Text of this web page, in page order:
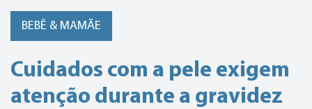
BEBÊ & MAMÃE
Cuidados com a pele exigem
atenção durante a gravidez